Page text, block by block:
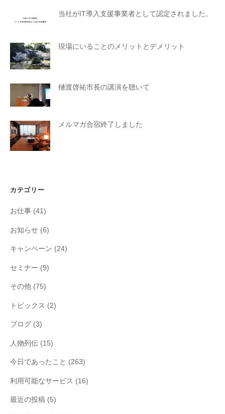
当社がIT導入支援事業者として認定されました。
現場にいることのメリットとデメリット
樋渡啓祐市長の講演を聴いて
メルマガ合宿終了しました
カテゴリー
お仕事 (41)
お知らせ (6)
キャンペーン (24)
セミナー (9)
その他 (75)
トピックス (2)
ブログ (3)
人物列伝 (15)
今日であったこと (263)
利用可能なサービス (16)
最近の投稿 (5)